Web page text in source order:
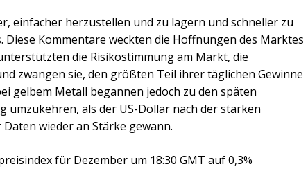
einfacher herzustellen und zu lagern und schneller zu
Diese Kommentare weckten die Hoffnungen des Marktes
die Risikostimmung am Markt, die
zwangen sie, den größten Teil ihrer täglichen Gewinne
gelbem Metall begannen jedoch zu den späten
umzukehren, als der US-Dollar nach der starken
wieder an Stärke gewann.
für Dezember um 18:30 GMT auf 0,3%